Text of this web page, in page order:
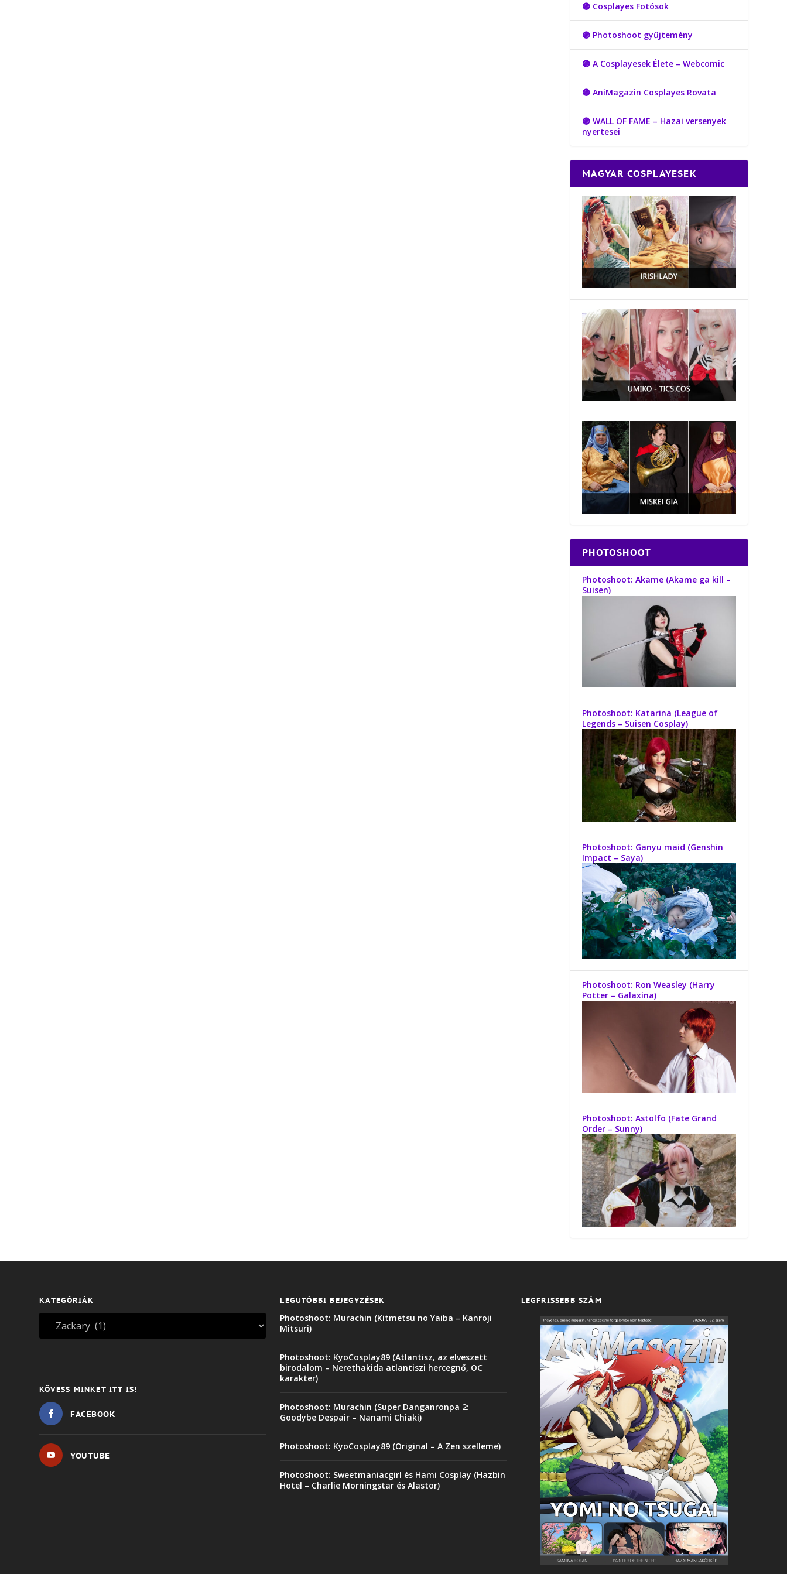
🟣 Cosplayes Fotósok
🟣 Photoshoot gyűjtemény
🟣 A Cosplayesek Élete – Webcomic
🟣 AniMagazin Cosplayes Rovata
🟣 WALL OF FAME – Hazai versenyek
nyertesei
MAGYAR COSPLAYESEK
PHOTOSHOOT
Photoshoot: Akame (Akame ga kill –
Suisen)
Photoshoot: Katarina (League of
Legends – Suisen Cosplay)
Photoshoot: Ganyu maid (Genshin
Impact – Saya)
Photoshoot: Ron Weasley (Harry
Potter – Galaxina)
Photoshoot: Astolfo (Fate Grand
Order – Sunny)
KATEGÓRIÁK
KÖVESS MINKET ITT IS!
FACEBOOK
YOUTUBE
LEGUTÓBBI BEJEGYZÉSEK
Photoshoot: Murachin (Kitmetsu no Yaiba – Kanroji
Mitsuri)
Photoshoot: KyoCosplay89 (Atlantisz, az elveszett
birodalom – Nerethakida atlantiszi hercegnő, OC
karakter)
Photoshoot: Murachin (Super Danganronpa 2:
Goodybe Despair – Nanami Chiaki)
Photoshoot: KyoCosplay89 (Original – A Zen szelleme)
Photoshoot: Sweetmaniacgirl és Hami Cosplay (Hazbin
Hotel – Charlie Morningstar és Alastor)
LEGFRISSEBB SZÁM